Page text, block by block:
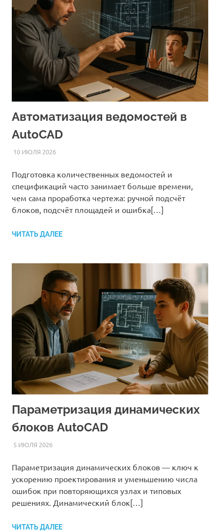
Автоматизация ведомостей в
AutoCAD
10 ИЮЛЯ 2026AUTOCAD_RASS
СТАТЬИ
Подготовка количественных ведомостей и
спецификаций часто занимает больше времени,
чем сама проработка чертежа: ручной подсчёт
блоков, подсчёт площадей и ошибка[…]
ЧИТАТЬ ДАЛЕЕ
Параметризация динамических
блоков AutoCAD
5 ИЮЛЯ 2026AUTOCAD_RASS
СТАТЬИ
Параметризация динамических блоков — ключ к
ускорению проектирования и уменьшению числа
ошибок при повторяющихся узлах и типовых
решениях. Динамический блок[…]
ЧИТАТЬ ДАЛЕЕ